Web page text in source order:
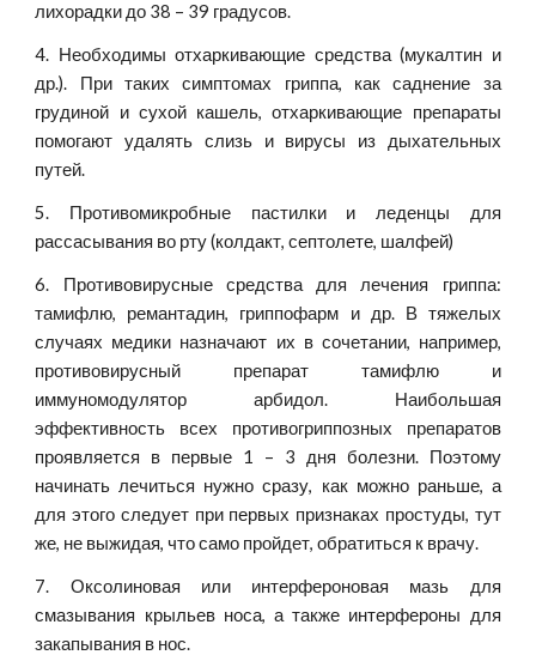
лихорадки до 38 – 39 градусов.
4. Необходимы отхаркивающие средства (мукалтин и
др.). При таких симптомах гриппа, как саднение за
грудиной и сухой кашель, отхаркивающие препараты
помогают удалять слизь и вирусы из дыхательных
путей.
5. Противомикробные пастилки и леденцы для
рассасывания во рту (колдакт, септолете, шалфей)
6. Противовирусные средства для лечения гриппа:
тамифлю, ремантадин, гриппофарм и др. В тяжелых
случаях медики назначают их в сочетании, например,
противовирусный препарат тамифлю и
иммуномодулятор арбидол. Наибольшая
эффективность всех противогриппозных препаратов
проявляется в первые 1 – 3 дня болезни. Поэтому
начинать лечиться нужно сразу, как можно раньше, а
для этого следует при первых признаках простуды, тут
же, не выжидая, что само пройдет, обратиться к врачу.
7. Оксолиновая или интерфероновая мазь для
смазывания крыльев носа, а также интерфероны для
закапывания в нос.